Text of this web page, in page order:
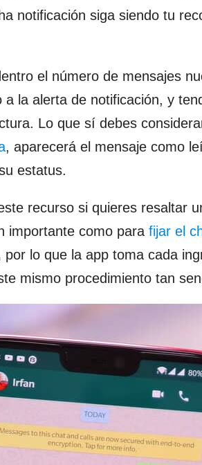
notificación siga siendo tu
el número de mensajes
a la alerta de notificación, y
Lo que sí debes
, aparecerá el mensaje como
estatus.
recurso si quieres resaltar
importante como para fijar el
por lo que la app toma cada
mismo procedimiento tan